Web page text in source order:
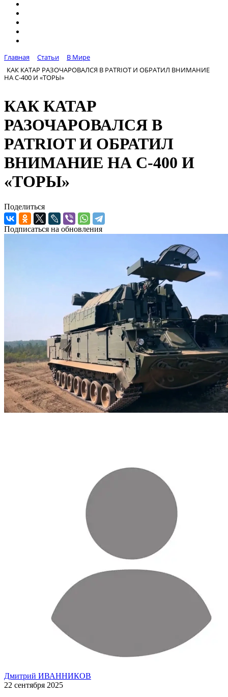
Главная Статьи
В Мире
КАК КАТАР РАЗОЧАРОВАЛСЯ В PATRIOT И ОБРАТИЛ ВНИМАНИЕ
НА С-400 И «ТОРЫ»
КАК КАТАР
РАЗОЧАРОВАЛСЯ В
PATRIOT И ОБРАТИЛ
ВНИМАНИЕ НА С-400 И
«ТОРЫ»
Поделиться
Подписаться на обновления
Дмитрий ИВАННИКОВ
22 сентября 2025